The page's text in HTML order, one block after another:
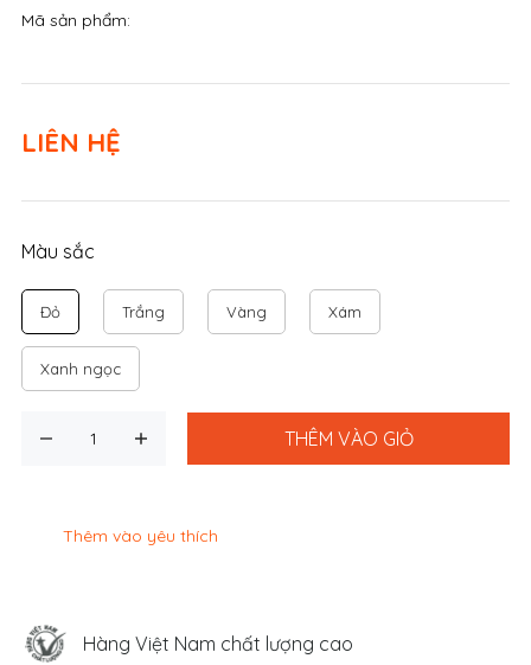
LIÊN HỆ
THÊM VÀO GIỎ
Thêm vào yêu thích
Mã sản phẩm:
Hàng Việt Nam chất lượng cao
Màu sắc
Đỏ Trắng Vàng Xám
Xanh ngọc